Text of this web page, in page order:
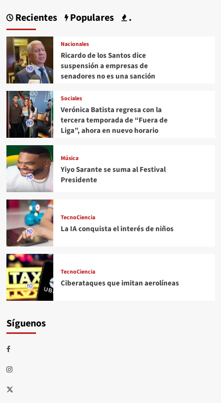
Recientes Populares .
Nacionales
Ricardo de los Santos dice
suspensión a empresas de
senadores no es una sanción
Sociales
Verónica Batista regresa con la
tercera temporada de “Fuera de
Liga”, ahora en nuevo horario
Música
Yiyo Sarante se suma al Festival
Presidente
TecnoCiencia
La IA conquista el interés de niños
TecnoCiencia
Ciberataques que imitan aerolíneas
Síguenos